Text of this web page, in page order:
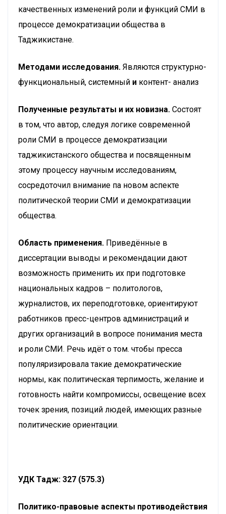
качественных изменений роли и функций СМИ в
процессе демократизации общества в
Таджикистане.
Методами исследования. Являются структурно-
функциональный, системный и контент- анализ
Полученные результаты и их новизна. Состоят
в том, что автор, следуя логике современной
роли СМИ в процессе демократизации
таджикистанского общества и посвященным
этому процессу научным исследованиям,
сосредоточил внимание па новом аспекте
политической теории СМИ и демократизации
общества.
Область применения. Приведённые в
диссертации выводы и рекомендации дают
возможность применить их при подготовке
национальных кадров – политологов,
журналистов, их переподготовке, ориентируют
работников пресс-центров администраций и
других организаций в вопросе понимания места
и роли СМИ. Речь идёт о том. чтобы пресса
популяризировала такие демократические
нормы, как политическая терпимость, желание и
готовность найти компромиссы, освещение всех
точек зрения, позиций людей, имеющих разные
политические ориентации.
УДК Тадж: 327 (575.3)
Политико-правовые аспекты противодействия